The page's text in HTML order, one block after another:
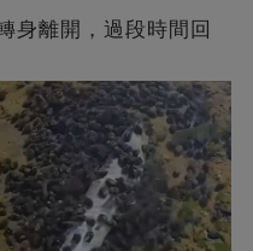
身離開，過段時間回